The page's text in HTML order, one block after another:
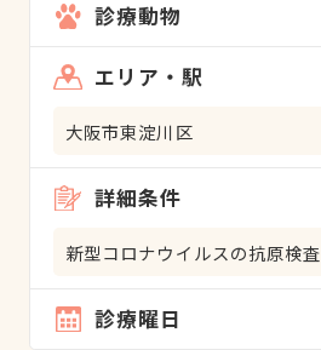
診療動物
エリア・駅
大阪市東淀川区
詳細条件
新型コロナウイルスの抗原検査
診療曜日